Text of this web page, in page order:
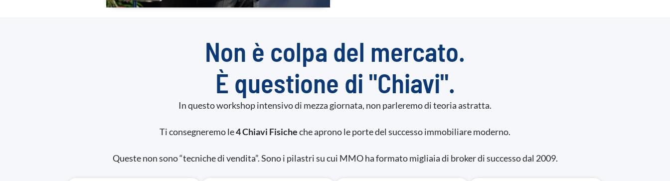
Non è colpa del mercato.
È questione di "Chiavi".
In questo workshop intensivo di mezza giornata, non parleremo di teoria astratta.
Ti consegneremo le4 Chiavi Fisicheche aprono le porte del successo immobiliare moderno.
Queste non sono “tecniche di vendita”. Sono i pilastri su cui MMO ha formato migliaia di broker di successo dal 2009.